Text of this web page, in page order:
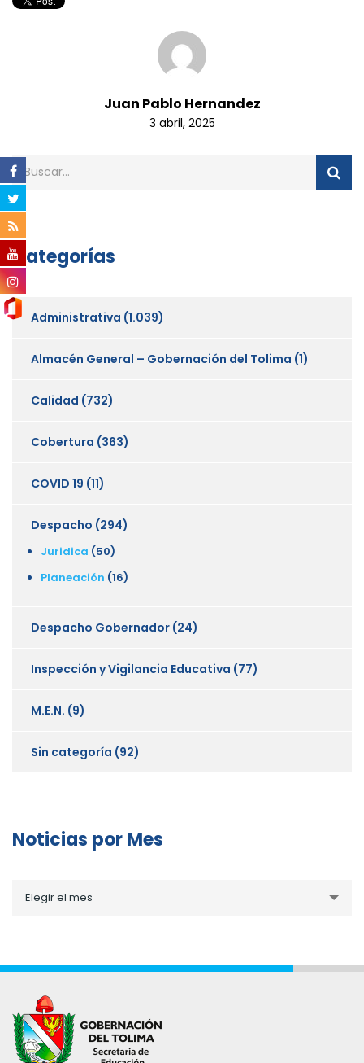
Juan Pablo Hernandez
3 abril, 2025
Categorías
Administrativa (1.039)
Almacén General – Gobernación del Tolima (1)
Calidad (732)
Cobertura (363)
COVID 19 (11)
Despacho (294)
Juridica (50)
Planeación (16)
Despacho Gobernador (24)
Inspección y Vigilancia Educativa (77)
M.E.N. (9)
Sin categoría (92)
Noticias por Mes
porElegir el mes